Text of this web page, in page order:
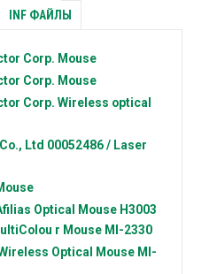
INF ФАЙЛЫ
Corp. Mouse
Corp. Mouse
Corp. Wireless optical
Ltd 00052486 / Laser
Optical Mouse H3003
r Mouse MI-2330
Optical Mouse MI-